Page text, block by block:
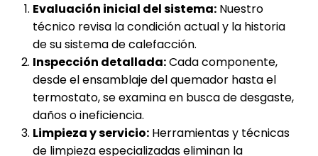
Evaluación inicial del sistema: Nuestro
técnico revisa la condición actual y la historia
de su sistema de calefacción.
Inspección detallada:Cada componente,
desde el ensamblaje del quemador hasta el
termostato, se examina en busca de desgaste,
daños o ineficiencia.
Limpieza y servicio: Herramientas y técnicas
de limpieza especializadas eliminan la